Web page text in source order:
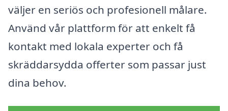
väljer en seriös och profesionell målare.
Använd vår plattform för att enkelt få
kontakt med lokala experter och få
skräddarsydda offerter som passar just
dina behov.